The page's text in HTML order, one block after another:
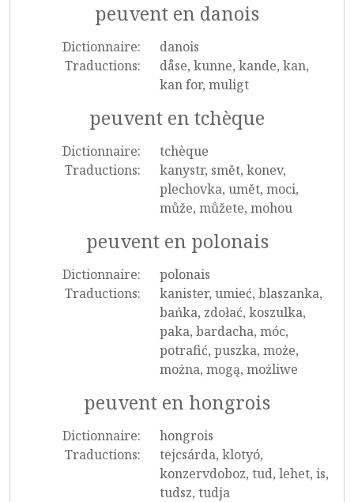
peuvent en danois
Dictionnaire:
danois
Traductions:
dåse, kunne, kande, kan,
kan for, muligt
peuvent en tchèque
Dictionnaire:
tchèque
Traductions:
kanystr, smět, konev,
plechovka, umět, moci,
může, můžete, mohou
peuvent en polonais
Dictionnaire:
polonais
Traductions:
kanister, umieć, blaszanka,
bańka, zdołać, koszulka,
paka, bardacha, móc,
potrafić, puszka, może,
można, mogą, możliwe
peuvent en hongrois
Dictionnaire:
hongrois
Traductions:
tejcsárda, klotyó,
konzervdoboz, tud, lehet, is,
tudsz, tudja